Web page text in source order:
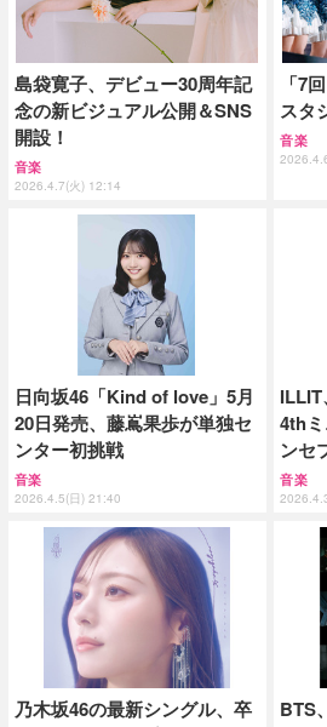
島袋寛子、デビュー30周年記
念の新ビジュアル公開＆SNS
開設！
音楽
2026.4.7(火) 12:14
「7
スタ
音楽
日向坂46「Kind of love」5月
20日発売、藤嶌果歩が単独セ
ンター初挑戦
音楽
2026.4.5(日) 21:40
ILLIT
4th
ンセ
音楽
乃木坂46の最新シングル、卒
BTS